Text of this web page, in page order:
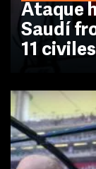
Ataque
Saudí
11